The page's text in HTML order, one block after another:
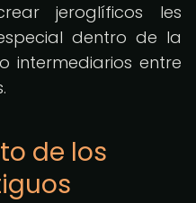
jeroglíficos les
dentro de la
intermediarios entre
de los